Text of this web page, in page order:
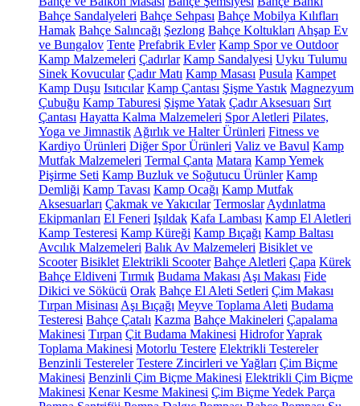
Bahçe Sandalyeleri Bahçe Sehpası Bahçe Mobilya Kılıfları
Hamak Bahçe Salıncağı Şezlong Bahçe Koltukları Ahşap Ev
ve Bungalov Tente Prefabrik Evler Kamp Spor ve Outdoor
Kamp Malzemeleri Çadırlar Kamp Sandalyesi Uyku Tulumu
Sinek Kovucular Çadır Matı Kamp Masası Pusula Kampet
Kamp Duşu Isıtıcılar Kamp Çantası Şişme Yastık Magnezyum
Çubuğu Kamp Taburesi Şişme Yatak Çadır Aksesuarı Sırt
Çantası Hayatta Kalma Malzemeleri Spor Aletleri Pilates,
Yoga ve Jimnastik Ağırlık ve Halter Ürünleri Fitness ve
Kardiyo Ürünleri Diğer Spor Ürünleri Valiz ve Bavul Kamp
Mutfak Malzemeleri Termal Çanta Matara Kamp Yemek
Pişirme Seti Kamp Buzluk ve Soğutucu Ürünler Kamp
Demliği Kamp Tavası Kamp Ocağı Kamp Mutfak
Aksesuarları Çakmak ve Yakıcılar Termoslar Aydınlatma
Ekipmanları El Feneri Işıldak Kafa Lambası Kamp El Aletleri
Kamp Testeresi Kamp Küreği Kamp Bıçağı Kamp Baltası
Avcılık Malzemeleri Balık Av Malzemeleri Bisiklet ve
Scooter Bisiklet Elektrikli Scooter Bahçe Aletleri Çapa Kürek
Bahçe Eldiveni Tırmık Budama Makası Aşı Makası Fide
Dikici ve Sökücü Orak Bahçe El Aleti Setleri Çim Makası
Tırpan Misinası Aşı Bıçağı Meyve Toplama Aleti Budama
Testeresi Bahçe Çatalı Kazma Bahçe Makineleri Çapalama
Makinesi Tırpan Çit Budama Makinesi HidroforYaprak
Toplama Makinesi Motorlu Testere Elektrikli Testereler
Benzinli Testereler Testere Zincirleri ve Yağları Çim Biçme
Makinesi Benzinli Çim Biçme Makinesi Elektrikli Çim Biçme
Makinesi Kenar Kesme Makinesi Çim Biçme Yedek Parça